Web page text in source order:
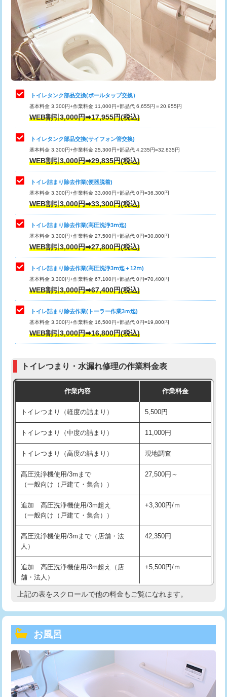
トイレタンク部品交換(ボールタップ交換）
基本料金 3,300円+作業料金 11,000円+部品代 6,655円＝20,955円
WEB割引3,000円➡17,955円(税込)
トイレタンク部品交換(サイフォン管交換)
基本料金 3,300円+作業料金 25,300円+部品代 4,235円=32,835円
WEB割引3,000円➡29,835円(税込)
トイレ詰まり除去作業(便器脱着)
基本料金 3,300円+作業料金 33,000円+部品代 0円=36,300円
WEB割引3,000円➡33,300円(税込)
トイレ詰まり除去作業(高圧洗浄3ⅿ迄)
基本料金 3,300円+作業料金 27,500円+部品代 0円=30,800円
WEB割引3,000円➡27,800円(税込)
トイレ詰まり除去作業(高圧洗浄3ⅿ迄＋12ⅿ)
基本料金 3,300円+作業料金 67,100円+部品代 0円=70,400円
WEB割引3,000円➡67,400円(税込)
トイレ詰まり除去作業(トーラー作業3ｍ迄)
基本料金 3,300円+作業料金 16,500円+部品代 0円=19,800円
WEB割引3,000円➡16,800円(税込)
トイレつまり・水漏れ修理の作業料金表
作業内容 作業料金
トイレつまり（軽度の詰まり） 5,500円
トイレつまり（中度の詰まり） 11,000円
トイレつまり（高度の詰まり） 現地調査
高圧洗浄機使用/3mまで
（一般向け（戸建て・集合））
27,500円～
追加 高圧洗浄機使用/3m超え
（一般向け（戸建て・集合））
+3,300円/ｍ
高圧洗浄機使用/3mまで（店舗・法
人）
42,350円
追加 高圧洗浄機使用/3m超え（店
舗・法人）
+5,500円/ｍ
高度高圧洗浄換 現地調査
トーラー機使用/3mまで
追加トーラー機使用/3m超え
カメラ調査 33,000円
上記の表をスクロールで他の料金もご覧になれます。
お風呂